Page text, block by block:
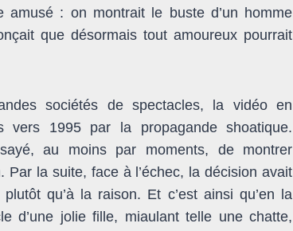
amusé : on montrait le buste d’un homme
que désormais tout amoureux pourrait
sociétés de spectacles, la vidéo en
vers 1995 par la propagande shoatique.
au moins par moments, de montrer
la suite, face à l’échec, la décision avait
qu’à la raison. Et c’est ainsi qu’en la
d’une jolie fille, miaulant telle une chatte,